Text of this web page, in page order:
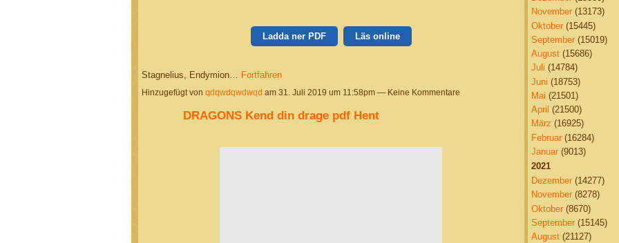
Ladda ner PDF Läs online
Stagnelius, Endymion… Fortfahren
Hinzugefügt von qdqwdqwdwqd am 31. Juli 2019 um 11:58pm — Keine Kommentare
DRAGONS Kend din drage pdf Hent
November(13173)
Oktober(15445)
September(15019)
August(15686)
Juli (14784)
Juni (18753)
Mai (21501)
April (21500)
März (16925)
Februar(16284)
Januar(9013)
2021
Dezember(14277)
November(8278)
Oktober(8670)
September(15145)
August(21127)